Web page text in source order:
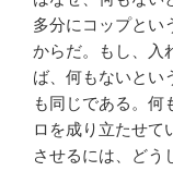
多分にコップとい
からだ。もし、入
ば、何もないとい
も同じである。何
ロを成り立たせて
させるには、どう